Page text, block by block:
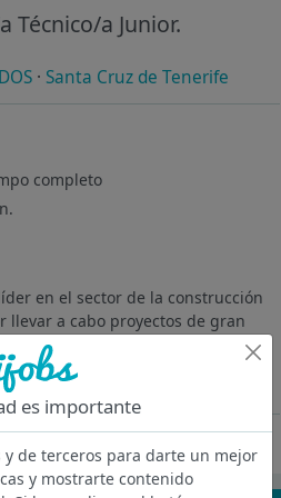
Técnico/a Junior.
· Santa Cruz de Tenerife
completo
en el sector de la construcción
llevar a cabo proyectos de gran
estándares de calidad y
consolidada en Obras civiles...
es importante
y de terceros para darte un mejor
y mostrarte contenido